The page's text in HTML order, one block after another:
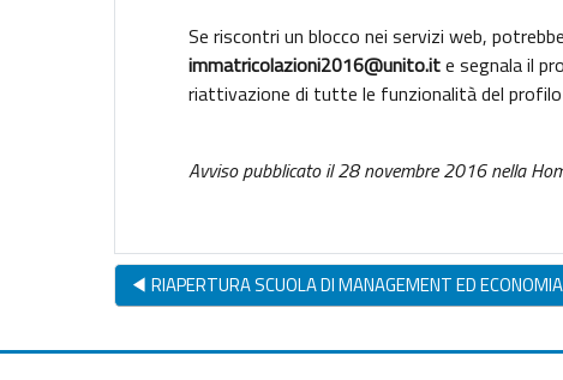
Se riscontri un blocco nei servizi web,
immatricolazioni2016@unito.ite segnala il
riattivazione di tutte le funzionalità del
Avviso pubblicato il 28 novembre 2016 nella
◀︎ RIAPERTURA SCUOLA DI MANAGEMENT ED